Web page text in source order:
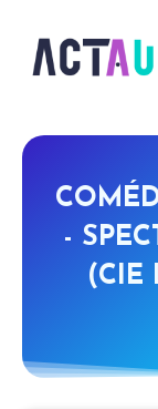
-
(CIE